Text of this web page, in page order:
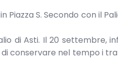
S. Secondo con il
di Asti. Il 20 settembre,
di conservare nel tempo i